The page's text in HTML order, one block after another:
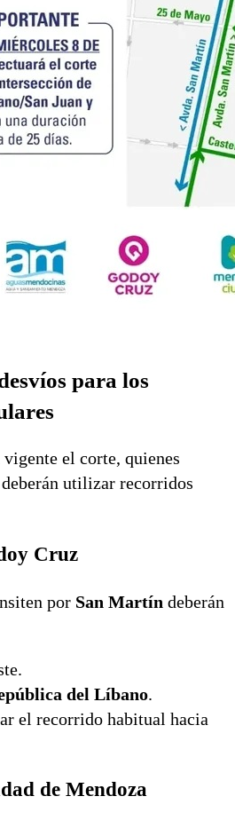
para los
el corte, quienes
utilizar recorridos
Cruz
por San Martín deberán
del Líbano.
el recorrido habitual hacia
de Mendoza